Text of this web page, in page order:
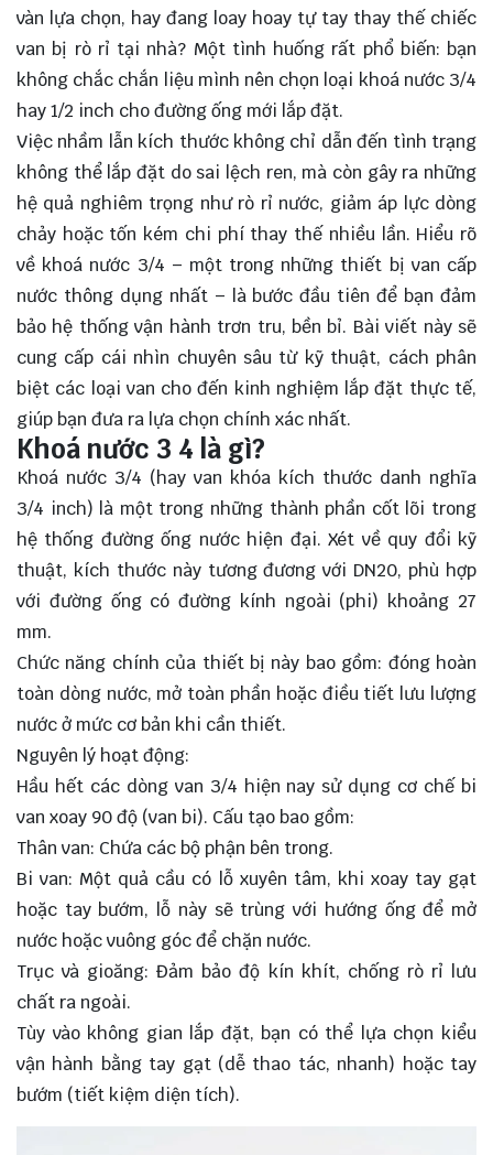
vàn lựa chọn, hay đang loay hoay tự tay thay thế chiếc
van bị rò rỉ tại nhà? Một tình huống rất phổ biến: bạn
không chắc chắn liệu mình nên chọn loại khoá nước 3/4
hay 1/2 inch cho đường ống mới lắp đặt.
Việc nhầm lẫn kích thước không chỉ dẫn đến tình trạng
không thể lắp đặt do sai lệch ren, mà còn gây ra những
hệ quả nghiêm trọng như rò rỉ nước, giảm áp lực dòng
chảy hoặc tốn kém chi phí thay thế nhiều lần. Hiểu rõ
về khoá nước 3/4 – một trong những thiết bị van cấp
nước thông dụng nhất – là bước đầu tiên để bạn đảm
bảo hệ thống vận hành trơn tru, bền bỉ. Bài viết này sẽ
cung cấp cái nhìn chuyên sâu từ kỹ thuật, cách phân
biệt các loại van cho đến kinh nghiệm lắp đặt thực tế,
giúp bạn đưa ra lựa chọn chính xác nhất.
Khoá nước 3 4 là gì?
Khoá nước 3/4 (hay van khóa kích thước danh nghĩa
3/4 inch) là một trong những thành phần cốt lõi trong
hệ thống đường ống nước hiện đại. Xét về quy đổi kỹ
thuật, kích thước này tương đương với DN20, phù hợp
với đường ống có đường kính ngoài (phi) khoảng 27
mm.
Chức năng chính của thiết bị này bao gồm: đóng hoàn
toàn dòng nước, mở toàn phần hoặc điều tiết lưu lượng
nước ở mức cơ bản khi cần thiết.
Nguyên lý hoạt động:
Hầu hết các dòng van 3/4 hiện nay sử dụng cơ chế bi
van xoay 90 độ (van bi). Cấu tạo bao gồm:
Thân van: Chứa các bộ phận bên trong.
Bi van: Một quả cầu có lỗ xuyên tâm, khi xoay tay gạt
hoặc tay bướm, lỗ này sẽ trùng với hướng ống để mở
nước hoặc vuông góc để chặn nước.
Trục và gioăng: Đảm bảo độ kín khít, chống rò rỉ lưu
chất ra ngoài.
Tùy vào không gian lắp đặt, bạn có thể lựa chọn kiểu
vận hành bằng tay gạt (dễ thao tác, nhanh) hoặc tay
bướm (tiết kiệm diện tích).